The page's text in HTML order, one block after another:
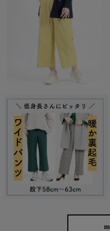
経験を積み重ねた人にしか
ド”があるとすればそれは
しい毎日をおくる全ての女
らしくオシャレを楽しんで
美しく、はきやすく